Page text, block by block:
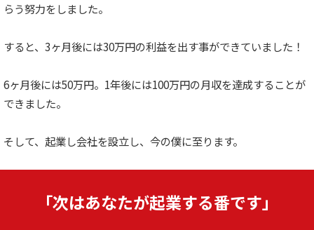
らう努力をしました。
すると、3ヶ月後には30万円の利益を出す事ができていました！
6ヶ月後には50万円。1年後には100万円の月収を達成することが
できました。
そして、起業し会社を設立し、今の僕に至ります。
「次はあなたが起業する番です」